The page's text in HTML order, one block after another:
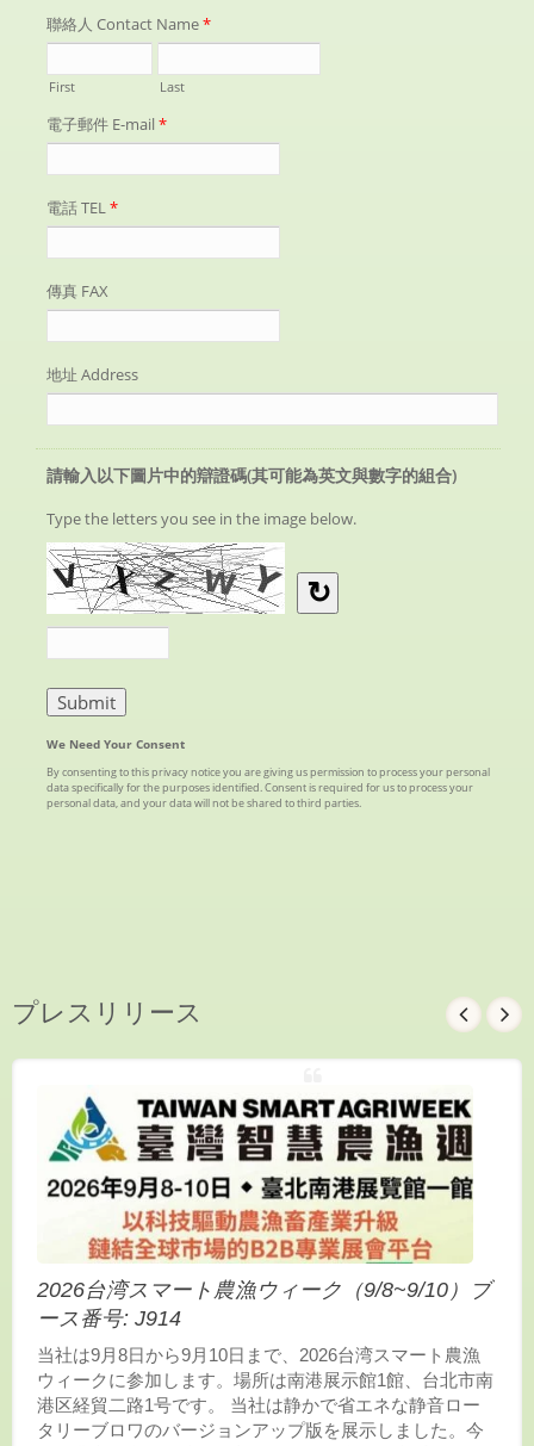
プレスリリース
2026台湾スマート農漁ウィーク（9/8~9/10）ブ
ース番号: J914
当社は9月8日から9月10日まで、2026台湾スマート農漁
ウィークに参加します。場所は南港展示館1館、台北市南
港区経貿二路1号です。 当社は静かで省エネな静音ロー
タリーブロワのバージョンアップ版を展示しました。今